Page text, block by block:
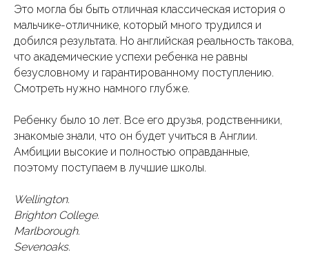
Это могла бы быть отличная классическая история о
мальчике-отличнике, который много трудился и
добился результата. Но английская реальность такова,
что академические успехи ребенка не равны
безусловному и гарантированному поступлению.
Смотреть нужно намного глубже.
Ребенку было 10 лет. Все его друзья, родственники,
знакомые знали, что он будет учиться в Англии.
Амбиции высокие и полностью оправданные,
поэтому поступаем в лучшие школы.
Wellington.
Brighton College.
Marlborough.
Sevenoaks.